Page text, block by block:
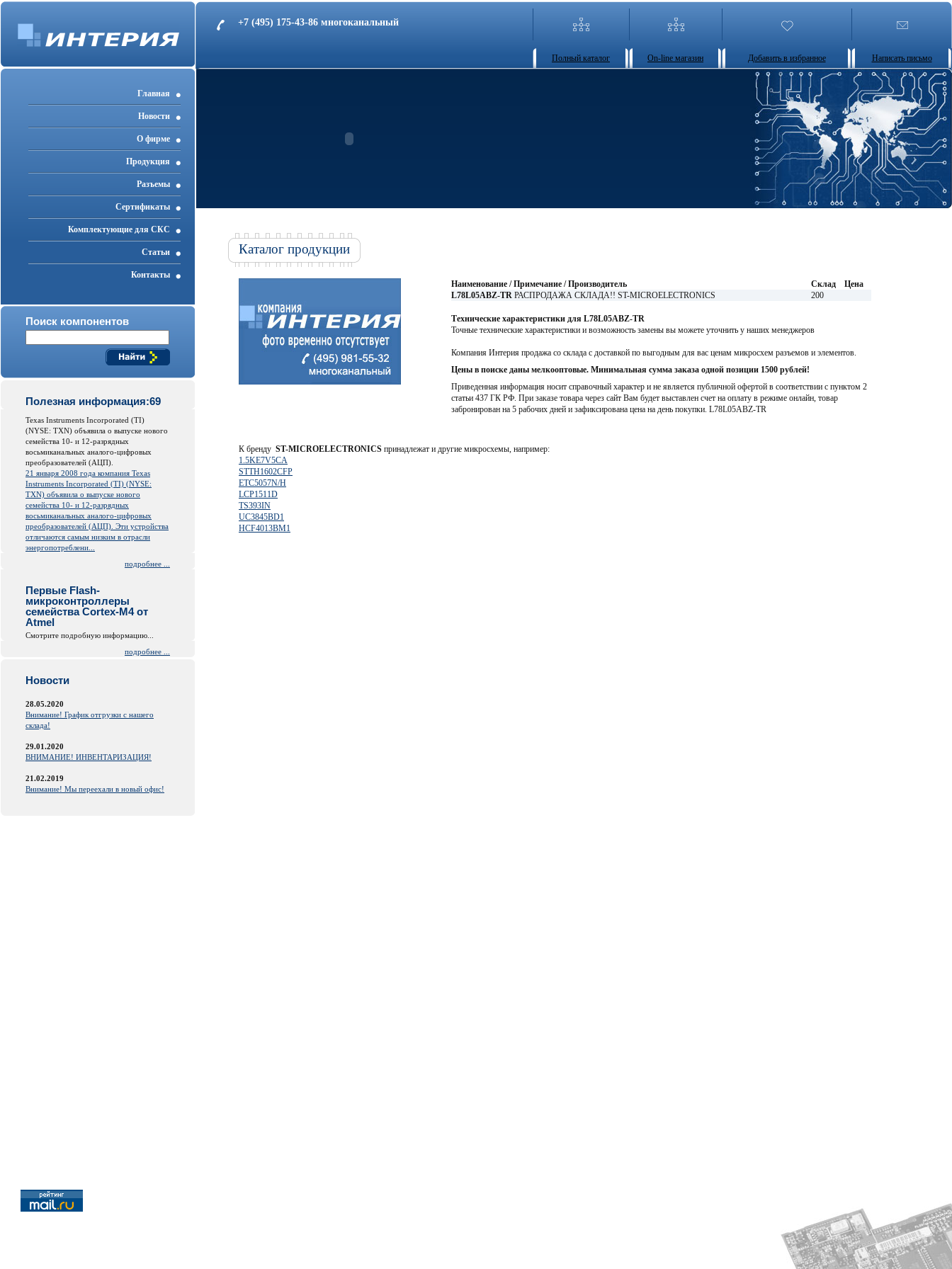
+7 (495) 175-43-86 многоканальный
Полный каталог On-line магазин Добавить в избранное Написать письмо
Главная
Новости
О фирме
Продукция
Разъемы
Cертификаты
Комплектующие для СКС
Статьи
Контакты
Поиск компонентов
Полезная информация:69
Texas Instruments Incorporated (TI)
(NYSE: TXN) объявила о выпуске нового
семейства 10- и 12-разрядных
восьмиканальных аналого-цифровых
преобразователей (АЦП).
21 января 2008 года компания Texas
Instruments Incorporated (TI) (NYSE:
TXN) объявила о выпуске нового
семейства 10- и 12-разрядных
восьмиканальных аналого-цифровых
преобразователей (АЦП). Эти устройства
отличаются самым низким в отрасли
энергопотреблени...
подробнее ...
Первые Flash-
микроконтроллеры
семейства Cortex-M4 от
Atmel
Смотрите подробную информацию...
подробнее ...
Новости
28.05.2020
Внимание! График отгрузки с нашего
склада!
29.01.2020
ВНИМАНИЕ! ИНВЕНТАРИЗАЦИЯ!
21.02.2019
Внимание! Мы переехали в новый офис!
Каталог продукции
Наименование / Примечание / Производитель Склад
Цена
L78L05ABZ-TR РАСПРОДАЖА СКЛАДА!! ST-MICROELECTRONICS 200
Технические характеристики для L78L05ABZ-TR
Точные технические характеристики и возможность замены вы можете уточнить у наших менеджеров
Компания Интерия продажа со склада с доставкой по выгодным для вас ценам микросхем разъемов и элементов.
Цены в поиске даны мелкооптовые. Минимальная сумма заказа одной позиции 1500 рублей!
Приведенная информация носит справочный характер и не является публичной офертой в соответствии с пунктом 2
статьи 437 ГК РФ. При заказе товара через сайт Вам будет выставлен счет на оплату в режиме онлайн, товар
забронирован на 5 рабочих дней и зафиксирована цена на день покупки. L78L05ABZ-TR
К бренду ST-MICROELECTRONICS принадлежат и другие микросхемы, например:
1.5KE7V5CA
STTH1602CFP
ETC5057N/H
LCP1511D
TS393IN
UC3845BD1
HCF4013BM1